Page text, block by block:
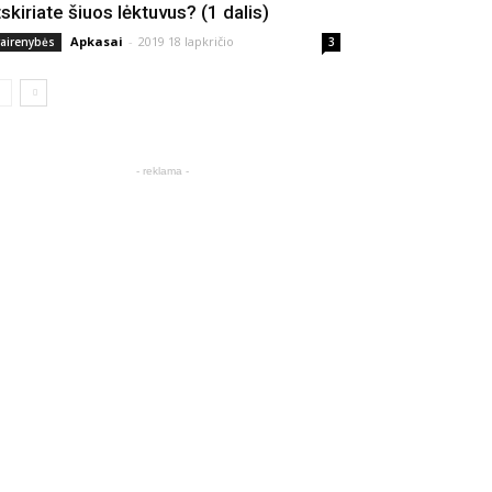
šiuos lėktuvus? (1 dalis)
Apkasai - 2019 18 lapkričio 3
- reklama -